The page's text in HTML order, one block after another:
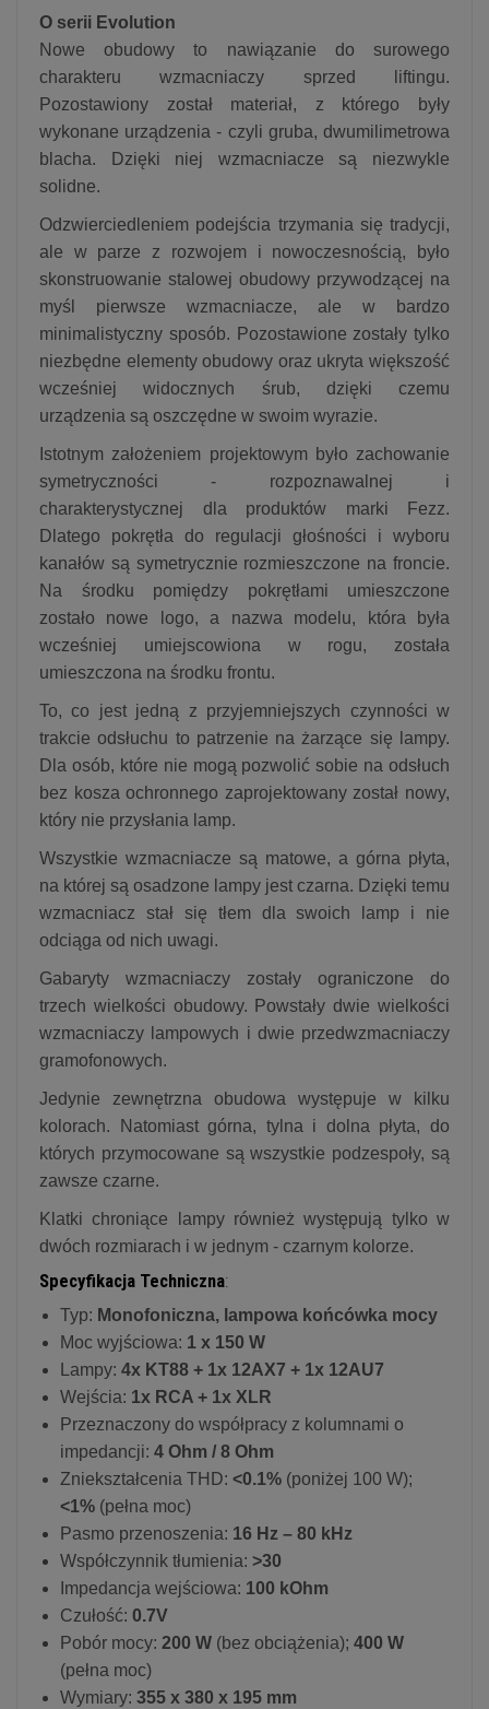
O serii Evolution
Nowe obudowy to nawiązanie do surowego
charakteru wzmacniaczy sprzed liftingu.
Pozostawiony został materiał, z którego były
wykonane urządzenia - czyli gruba, dwumilimetrowa
blacha. Dzięki niej wzmacniacze są niezwykle
solidne.
Odzwierciedleniem podejścia trzymania się tradycji,
ale w parze z rozwojem i nowoczesnością, było
skonstruowanie stalowej obudowy przywodzącej na
myśl pierwsze wzmacniacze, ale w bardzo
minimalistyczny sposób. Pozostawione zostały tylko
niezbędne elementy obudowy oraz ukryta większość
wcześniej widocznych śrub, dzięki czemu
urządzenia są oszczędne w swoim wyrazie.
Istotnym założeniem projektowym było zachowanie
symetryczności - rozpoznawalnej i
charakterystycznej dla produktów marki Fezz.
Dlatego pokrętła do regulacji głośności i wyboru
kanałów są symetrycznie rozmieszczone na froncie.
Na środku pomiędzy pokrętłami umieszczone
zostało nowe logo, a nazwa modelu, która była
wcześniej umiejscowiona w rogu, została
umieszczona na środku frontu.
To, co jest jedną z przyjemniejszych czynności w
trakcie odsłuchu to patrzenie na żarzące się lampy.
Dla osób, które nie mogą pozwolić sobie na odsłuch
bez kosza ochronnego zaprojektowany został nowy,
który nie przysłania lamp.
Wszystkie wzmacniacze są matowe, a górna płyta,
na której są osadzone lampy jest czarna. Dzięki temu
wzmacniacz stał się tłem dla swoich lamp i nie
odciąga od nich uwagi.
Gabaryty wzmacniaczy zostały ograniczone do
trzech wielkości obudowy. Powstały dwie wielkości
wzmacniaczy lampowych i dwie przedwzmacniaczy
gramofonowych.
Jedynie zewnętrzna obudowa występuje w kilku
kolorach. Natomiast górna, tylna i dolna płyta, do
których przymocowane są wszystkie podzespoły, są
zawsze czarne.
Klatki chroniące lampy również występują tylko w
dwóch rozmiarach i w jednym - czarnym kolorze.
Specyfikacja Techniczna:
Typ: Monofoniczna, lampowa końcówka mocy
Moc wyjściowa: 1 x 150 W
Lampy: 4x KT88 + 1x 12AX7 + 1x 12AU7
Wejścia: 1x RCA + 1x XLR
Przeznaczony do współpracy z kolumnami o
impedancji: 4 Ohm / 8 Ohm
Zniekształcenia THD: <0.1% (poniżej 100 W);
<1% (pełna moc)
Pasmo przenoszenia: 16 Hz – 80 kHz
Współczynnik tłumienia: >30
Impedancja wejściowa: 100 kOhm
Czułość: 0.7V
Pobór mocy: 200 W (bez obciążenia); 400 W
(pełna moc)
Wymiary: 355 x 380 x 195 mm